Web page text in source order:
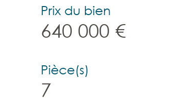
Prix du bien
640 000 €
Pièce(s)
7